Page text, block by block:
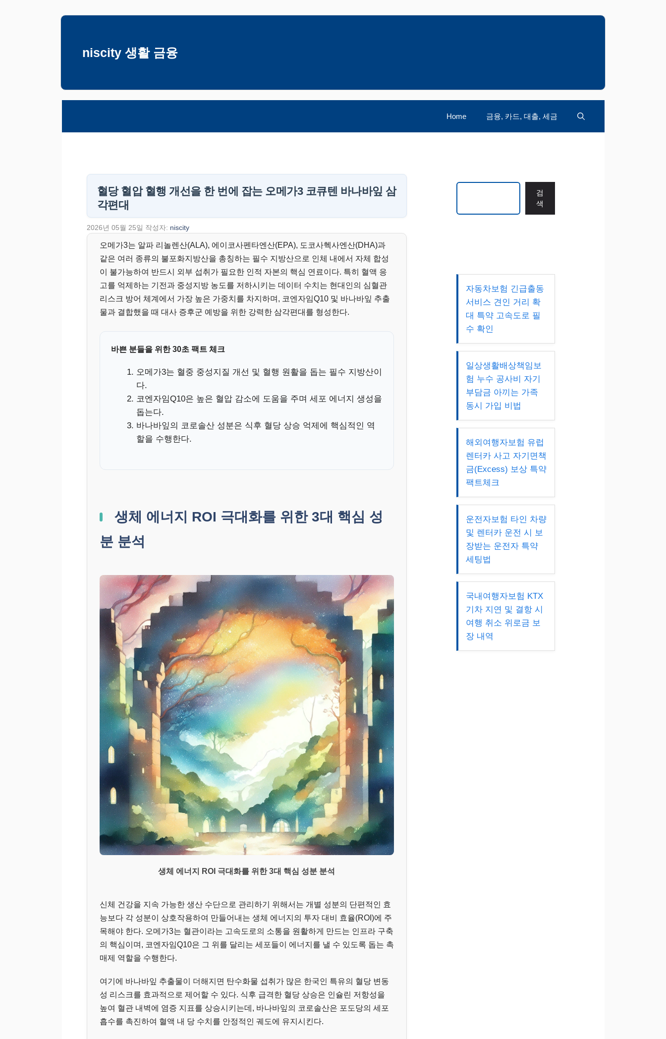
niscity 생활 금융
Home 금융, 카드, 대출, 세금
혈당 혈압 혈행 개선을 한 번에 잡는 오메가3 코큐텐 바나바잎 삼
각편대
2026년 05월 25일 작성자: niscity
오메가3는 알파 리놀렌산(ALA), 에이코사펜타엔산(EPA), 도코사헥사엔산(DHA)과
같은 여러 종류의 불포화지방산을 총칭하는 필수 지방산으로 인체 내에서 자체 합성
이 불가능하여 반드시 외부 섭취가 필요한 인적 자본의 핵심 연료이다. 특히 혈액 응
고를 억제하는 기전과 중성지방 농도를 저하시키는 데이터 수치는 현대인의 심혈관
리스크 방어 체계에서 가장 높은 가중치를 차지하며, 코엔자임Q10 및 바나바잎 추출
물과 결합했을 때 대사 증후군 예방을 위한 강력한 삼각편대를 형성한다.
바쁜 분들을 위한 30초 팩트 체크
오메가3는 혈중 중성지질 개선 및 혈행 원활을 돕는 필수 지방산이
다.
코엔자임Q10은 높은 혈압 감소에 도움을 주며 세포 에너지 생성을
돕는다.
바나바잎의 코로솔산 성분은 식후 혈당 상승 억제에 핵심적인 역
할을 수행한다.
생체 에너지 ROI 극대화를 위한 3대 핵심 성
분 분석
생체 에너지 ROI 극대화를 위한 3대 핵심 성분 분석
신체 건강을 지속 가능한 생산 수단으로 관리하기 위해서는 개별 성분의 단편적인 효
능보다 각 성분이 상호작용하여 만들어내는 생체 에너지의 투자 대비 효율(ROI)에 주
목해야 한다. 오메가3는 혈관이라는 고속도로의 소통을 원활하게 만드는 인프라 구축
의 핵심이며, 코엔자임Q10은 그 위를 달리는 세포들이 에너지를 낼 수 있도록 돕는 촉
매제 역할을 수행한다.
여기에 바나바잎 추출물이 더해지면 탄수화물 섭취가 많은 한국인 특유의 혈당 변동
성 리스크를 효과적으로 제어할 수 있다. 식후 급격한 혈당 상승은 인슐린 저항성을
높여 혈관 내벽에 염증 지표를 상승시키는데, 바나바잎의 코로솔산은 포도당의 세포
흡수를 촉진하여 혈액 내 당 수치를 안정적인 궤도에 유지시킨다.
검
색
자동차보험 긴급출동
서비스 견인 거리 확
대 특약 고속도로 필
수 확인
일상생활배상책임보
험 누수 공사비 자기
부담금 아끼는 가족
동시 가입 비법
해외여행자보험 유럽
렌터카 사고 자기면책
금(Excess) 보상 특약
팩트체크
운전자보험 타인 차량
및 렌터카 운전 시 보
장받는 운전자 특약
세팅법
국내여행자보험 KTX
기차 지연 및 결항 시
여행 취소 위로금 보
장 내역